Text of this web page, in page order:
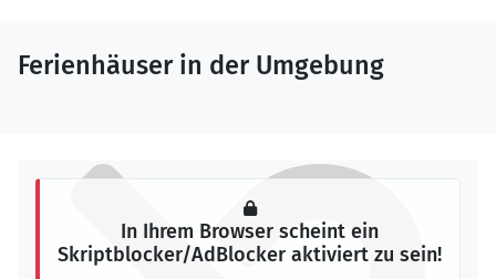
Ferienhäuser in der Umgebung
In Ihrem Browser scheint ein
Skriptblocker/AdBlocker aktiviert zu sein!